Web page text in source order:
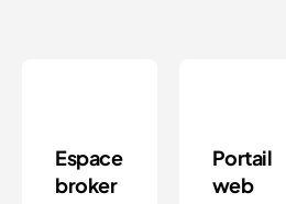
Espace
broker
Portail
web